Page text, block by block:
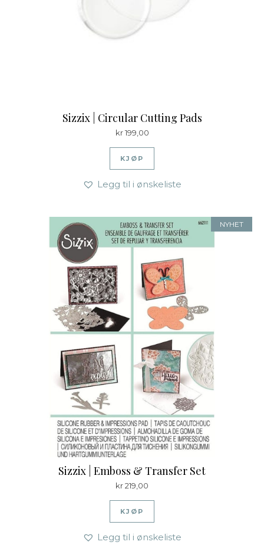
Sizzix | Circular Cutting Pads
kr199,00
KJØP
Legg til i ønskeliste
NYHET
Sizzix | Emboss & Transfer Set
kr219,00
KJØP
Legg til i ønskeliste